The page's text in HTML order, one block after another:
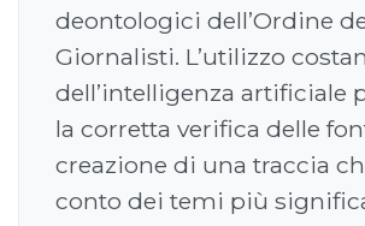
deontologici dell’Ordine
Giornalisti. L’utilizzo
dell’intelligenza artificiale
la corretta verifica delle
creazione di una traccia
conto dei temi più